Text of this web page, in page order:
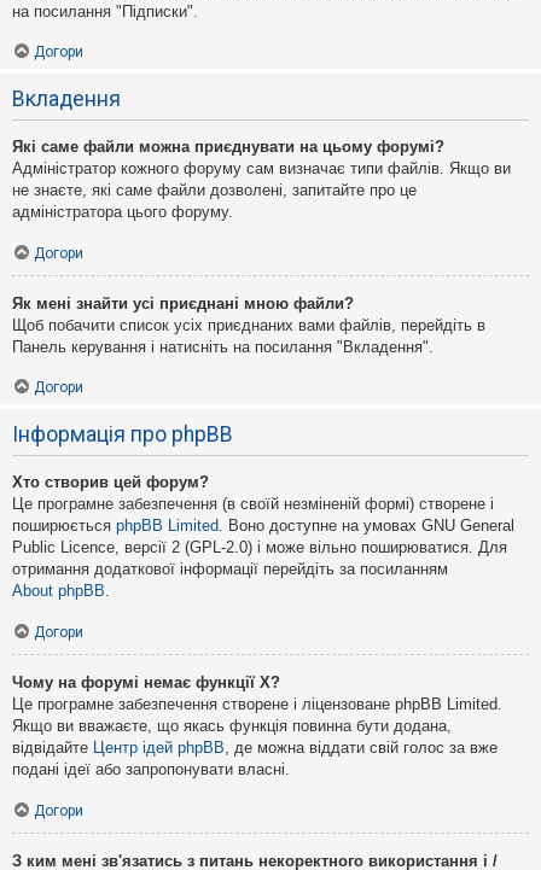
на посилання "Підписки".
Догори
Вкладення
Які саме файли можна приєднувати на цьому форумі?
Адміністратор кожного форуму сам визначає типи файлів. Якщо ви
не знаєте, які саме файли дозволені, запитайте про це
адміністратора цього форуму.
Догори
Як мені знайти усі приєднані мною файли?
Щоб побачити список усіх приєднаних вами файлів, перейдіть в
Панель керування і натисніть на посилання "Вкладення".
Догори
Інформація про phpBB
Хто створив цей форум?
Це програмне забезпечення (в своїй незміненій формі) створене і
поширюється phpBB Limited. Воно доступне на умовах GNU General
Public Licence, версії 2 (GPL-2.0) і може вільно поширюватися. Для
отримання додаткової інформації перейдіть за посиланням
About phpBB.
Догори
Чому на форумі немає функції X?
Це програмне забезпечення створене і ліцензоване phpBB Limited.
Якщо ви вважаєте, що якась функція повинна бути додана,
відвідайте Центр ідей phpBB, де можна віддати свій голос за вже
подані ідеї або запропонувати власні.
Догори
З ким мені зв'язатись з питань некоректного використання і /